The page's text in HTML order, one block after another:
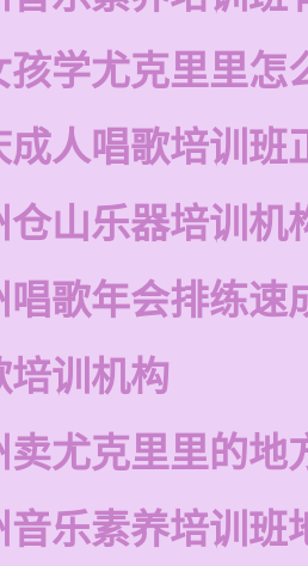
孩学尤克里里怎
成人唱歌培训班
仓山乐器培训机
唱歌年会排练速
培训机构
卖尤克里里的地
音乐素养培训班